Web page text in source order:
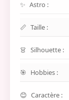
Astro :
Taille :
Silhouette :
Hobbies :
Caractère :